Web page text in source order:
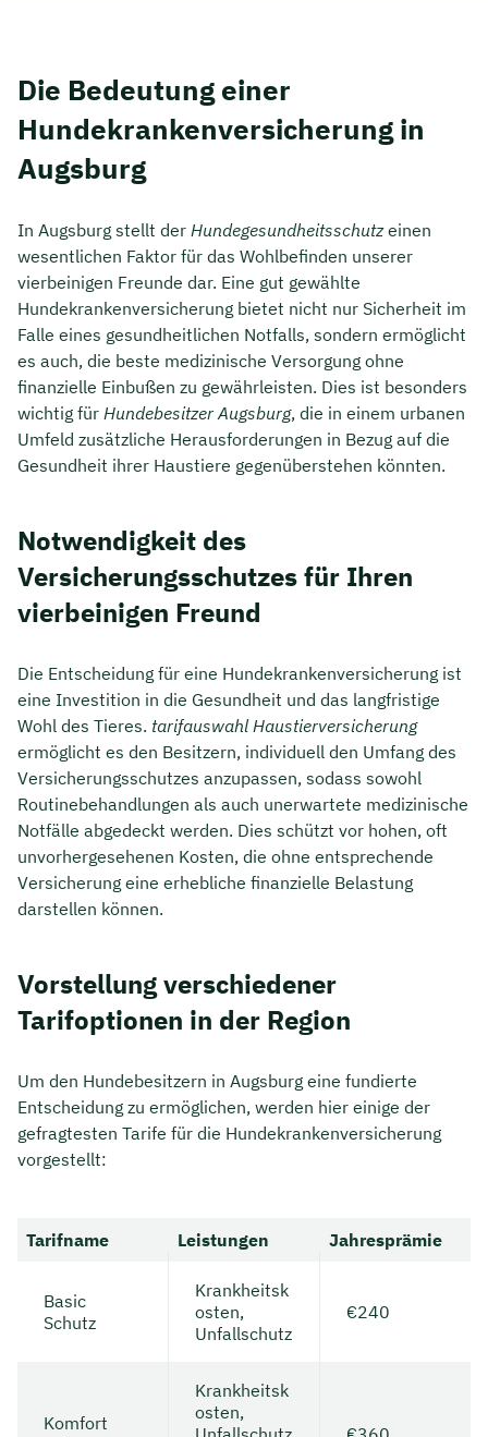
Die Bedeutung einer
Hundekrankenversicherung in
Augsburg
In Augsburg stellt der Hundegesundheitsschutzeinen
wesentlichen Faktor für das Wohlbefinden unserer
vierbeinigen Freunde dar. Eine gut gewählte
Hundekrankenversicherung bietet nicht nur Sicherheit im
Falle eines gesundheitlichen Notfalls, sondern ermöglicht
es auch, die beste medizinische Versorgung ohne
finanzielle Einbußen zu gewährleisten. Dies ist besonders
wichtig für Hundebesitzer Augsburg, die in einem urbanen
Umfeld zusätzliche Herausforderungen in Bezug auf die
Gesundheit ihrer Haustiere gegenüberstehen könnten.
Notwendigkeit des
Versicherungsschutzes für Ihren
vierbeinigen Freund
Die Entscheidung für eine Hundekrankenversicherung ist
eine Investition in die Gesundheit und das langfristige
Wohl des Tieres. tarifauswahl Haustierversicherung
ermöglicht es den Besitzern, individuell den Umfang des
Versicherungsschutzes anzupassen, sodass sowohl
Routinebehandlungen als auch unerwartete medizinische
Notfälle abgedeckt werden. Dies schützt vor hohen, oft
unvorhergesehenen Kosten, die ohne entsprechende
Versicherung eine erhebliche finanzielle Belastung
darstellen können.
Vorstellung verschiedener
Tarifoptionen in der Region
Um den Hundebesitzern in Augsburg eine fundierte
Entscheidung zu ermöglichen, werden hier einige der
gefragtesten Tarife für die Hundekrankenversicherung
vorgestellt:
Tarifname Leistungen Jahresprämie
Basic
Schutz
Krankheitsk
osten,
Unfallschutz
€240
Komfort
Krankheitsk
osten,